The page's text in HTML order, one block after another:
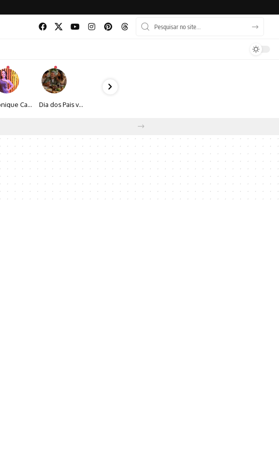
Monique Camacho é homenageada no Prêmio Gênios da Atualidade 2026 Dia dos Pais vai além do almoço: como transformar a data em experiência, afeto e boas escolhas
sul